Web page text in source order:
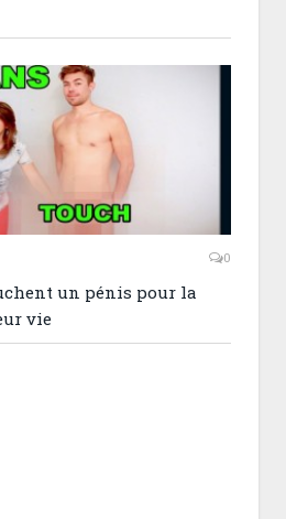
0
un pénis pour la
vie